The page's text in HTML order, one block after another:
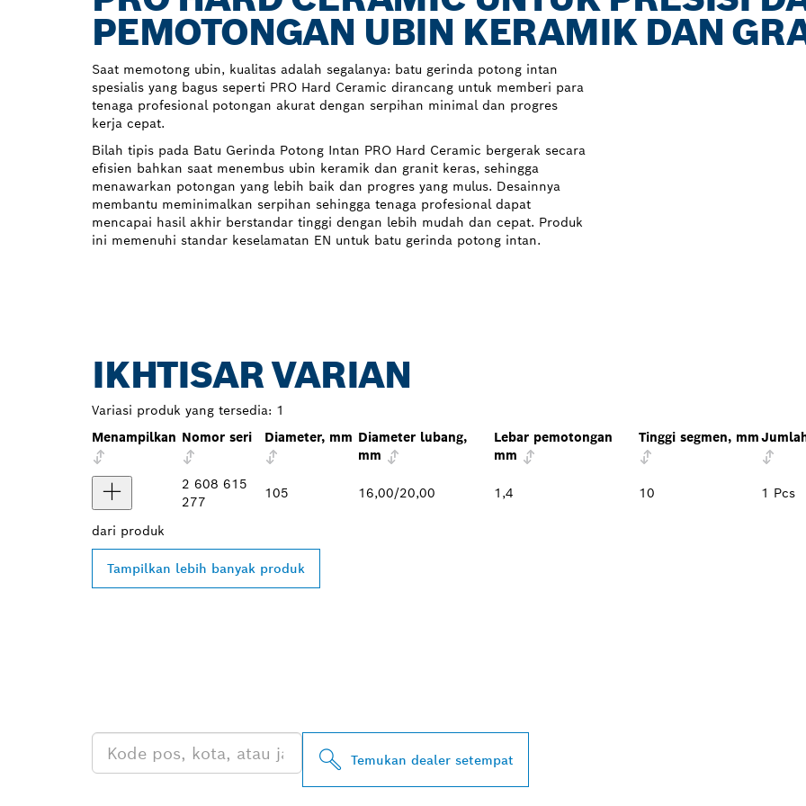
PEMOTONGAN UBIN KERAMIK DAN
Saat memotong ubin, kualitas adalah segalanya: batu gerinda potong intan
spesialis yang bagus seperti PRO Hard Ceramic dirancang untuk memberi para
tenaga profesional potongan akurat dengan serpihan minimal dan progres
kerja cepat.
Bilah tipis pada Batu Gerinda Potong Intan PRO Hard Ceramic bergerak secara
efisien bahkan saat menembus ubin keramik dan granit keras, sehingga
menawarkan potongan yang lebih baik dan progres yang mulus. Desainnya
membantu meminimalkan serpihan sehingga tenaga profesional dapat
mencapai hasil akhir berstandar tinggi dengan lebih mudah dan cepat. Produk
ini memenuhi standar keselamatan EN untuk batu gerinda potong intan.
IKHTISAR VARIAN
Variasi produk yang tersedia: 1
Menampilkan Nomor seri Diameter, mm Diameter lubang,
mm
Lebar pemotongan
mm
Tinggi segmen, mm
2 608 615
277
105 16,00/20,00 1,4 10 1 Pcs
dari produk
Tampilkan lebih banyak produk
Temukan dealer setempat